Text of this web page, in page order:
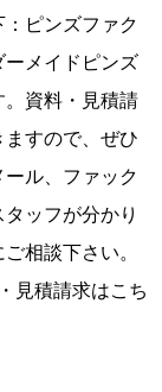
ピンズファク
ーメイドピンズ
。資料・見積請
すので、ぜひ
ル、ファック
ッフが分かり
相談下さい。
積請求はこち